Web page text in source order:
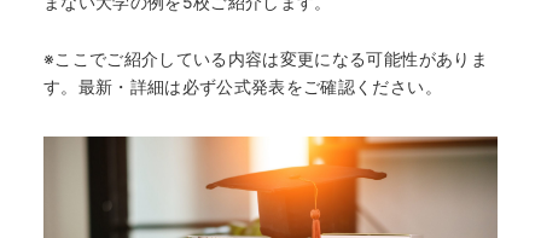
※ここでご紹介している内容は変更になる可能性がありま
す。最新・詳細は必ず公式発表をご確認ください。